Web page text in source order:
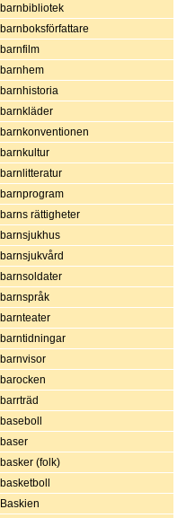
barnbibliotek
barnboksförfattare
barnfilm
barnhem
barnhistoria
barnkläder
barnkonventionen
barnkultur
barnlitteratur
barnprogram
barns rättigheter
barnsjukhus
barnsjukvård
barnsoldater
barnspråk
barnteater
barntidningar
barnvisor
barocken
barrträd
baseboll
baser
basker (folk)
basketboll
Baskien